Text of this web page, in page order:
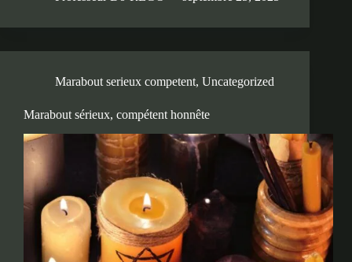
Marabout serieux competent, Uncategorized
Marabout sérieux, compétent honnête